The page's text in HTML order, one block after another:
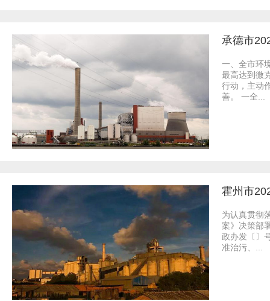
承德市
一、全市环
最高达到微
行动，主动
善。 一全...
霍州市
为认真贯彻
案》决策部
政办发〔〕
准治污、...